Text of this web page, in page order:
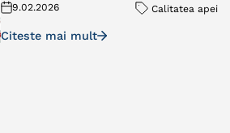
9.02.2026 Calitatea apei
Citeste mai mult